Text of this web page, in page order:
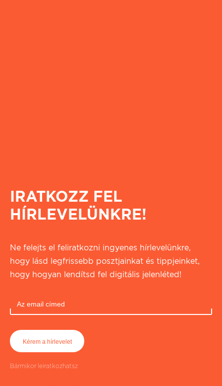
IRATKOZZ FEL
HÍRLEVELÜNKRE!
Ne felejts el feliratkozni ingyenes hírlevelünkre,
hogy lásd legfrissebb posztjainkat és tippjeinket,
hogy hogyan lendítsd fel digitális jelenléted!
Bármikor leiratkozhatsz